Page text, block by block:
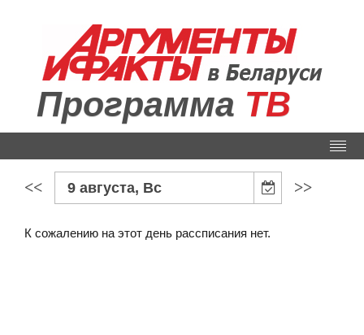
Программа ТВ
<< 9 августа, Вс >>
К сожалению на этот день рассписания нет.